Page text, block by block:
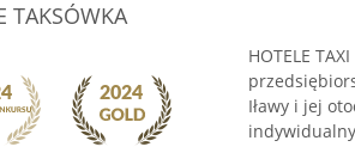
TAKSÓWKA
HOTELE
Iławy i jej